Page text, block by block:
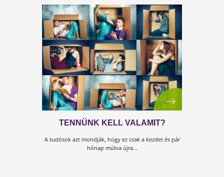
EGY VILÁGJÁRVÁNY
idejére.INGYENES KISFÜZET!